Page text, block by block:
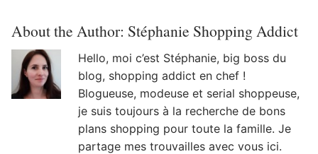
About the Author: Stéphanie Shopping Addict
Hello, moi c’est Stéphanie, big boss du
blog, shopping addict en chef !
Blogueuse, modeuse et serial shoppeuse,
je suis toujours à la recherche de bons
plans shopping pour toute la famille. Je
partage mes trouvailles avec vous ici.